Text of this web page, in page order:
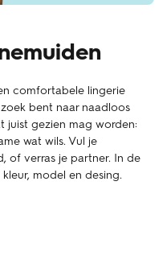
comfortabele lingerie
bent naar naadloos
juist gezien mag worden:
wat wils. Vul je
of verras je partner. In de
model en desing.